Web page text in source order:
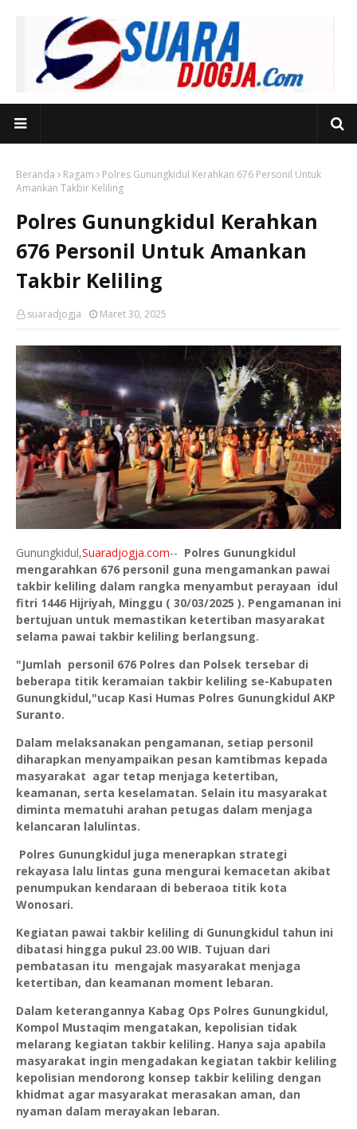
Beranda Ragam
Polres Gunungkidul Kerahkan 676 Personil Untuk
Amankan Takbir Keliling
Polres Gunungkidul Kerahkan
676 Personil Untuk Amankan
Takbir Keliling
suaradjogja Maret 30, 2025
Gunungkidul,Suaradjogja.com-- Polres Gunungkidul
mengarahkan 676 personil guna mengamankan pawai
takbir keliling dalam rangka menyambut perayaan idul
fitri 1446 Hijriyah, Minggu ( 30/03/2025 ). Pengamanan ini
bertujuan untuk memastikan ketertiban masyarakat
selama pawai takbir keliling berlangsung.
"Jumlah personil 676 Polres dan Polsek tersebar di
beberapa titik keramaian takbir keliling se-Kabupaten
Gunungkidul,"ucap Kasi Humas Polres Gunungkidul AKP
Suranto.
Dalam melaksanakan pengamanan, setiap personil
diharapkan menyampaikan pesan kamtibmas kepada
masyarakat agar tetap menjaga ketertiban,
keamanan, serta keselamatan. Selain itu masyarakat
diminta mematuhi arahan petugas dalam menjaga
kelancaran lalulintas.
Polres Gunungkidul juga menerapkan strategi
rekayasa lalu lintas guna mengurai kemacetan akibat
penumpukan kendaraan di beberaoa titik kota
Wonosari.
Kegiatan pawai takbir keliling di Gunungkidul tahun ini
dibatasi hingga pukul 23.00 WIB. Tujuan dari
pembatasan itu mengajak masyarakat menjaga
ketertiban, dan keamanan moment lebaran.
Dalam keterangannya Kabag Ops Polres Gunungkidul,
Kompol Mustaqim mengatakan, kepolisian tidak
melarang kegiatan takbir keliling. Hanya saja apabila
masyarakat ingin mengadakan kegiatan takbir keliling
kepolisian mendorong konsep takbir keliling dengan
khidmat agar masyarakat merasakan aman, dan
nyaman dalam merayakan lebaran.